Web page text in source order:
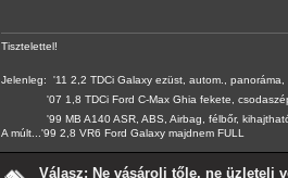
Tisztelettel!
Jelenleg: '11 2,2 TDCi Galaxy ezüst, autom.,
'07 1,8 TDCi Ford C-Max Ghia fekete,
'99 MB A140 ASR, ABS, Airbag, félbőr, kihajtható
A múlt...'99 2,8 VR6 Ford Galaxy majdnem FULL
Válasz: Ne vásárolj tőle, ne üzletelj